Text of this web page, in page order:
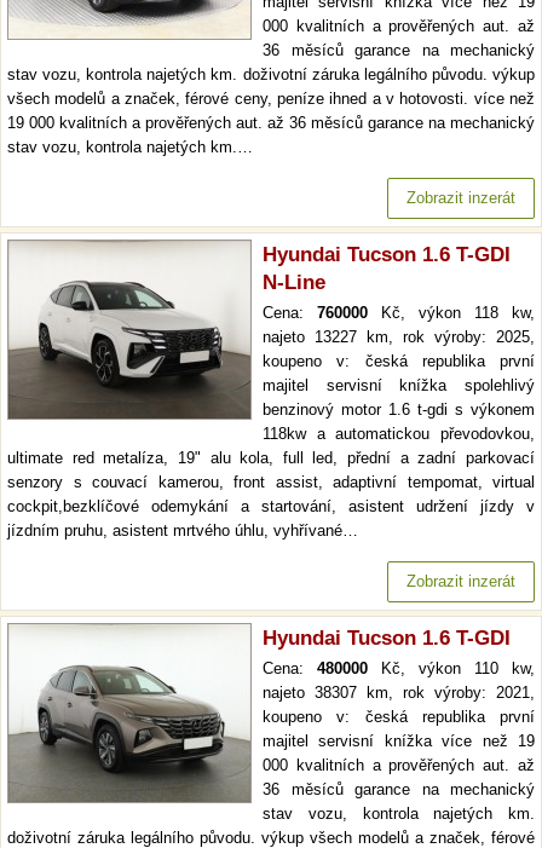
000 kvalitních a prověřených aut. až
36 měsíců garance na mechanický
stav vozu, kontrola najetých km. doživotní záruka legálního původu. výkup
všech modelů a značek, férové ceny, peníze ihned a v hotovosti. více než
19 000 kvalitních a prověřených aut. až 36 měsíců garance na mechanický
stav vozu, kontrola najetých km.…
Zobrazit inzerát
Hyundai Tucson 1.6 T-GDI
N-Line
Cena: 760000 Kč, výkon 118 kw,
najeto 13227 km, rok výroby: 2025,
koupeno v: česká republika první
majitel servisní knížka spolehlivý
benzinový motor 1.6 t-gdi s výkonem
118kw a automatickou převodovkou,
ultimate red metalíza, 19" alu kola, full led, přední a zadní parkovací
senzory s couvací kamerou, front assist, adaptivní tempomat, virtual
cockpit,bezklíčové odemykání a startování, asistent udržení jízdy v
jízdním pruhu, asistent mrtvého úhlu, vyhřívané…
Zobrazit inzerát
Hyundai Tucson 1.6 T-GDI
Cena: 480000 Kč, výkon 110 kw,
najeto 38307 km, rok výroby: 2021,
koupeno v: česká republika první
majitel servisní knížka více než 19
000 kvalitních a prověřených aut. až
36 měsíců garance na mechanický
stav vozu, kontrola najetých km.
doživotní záruka legálního původu. výkup všech modelů a značek, férové